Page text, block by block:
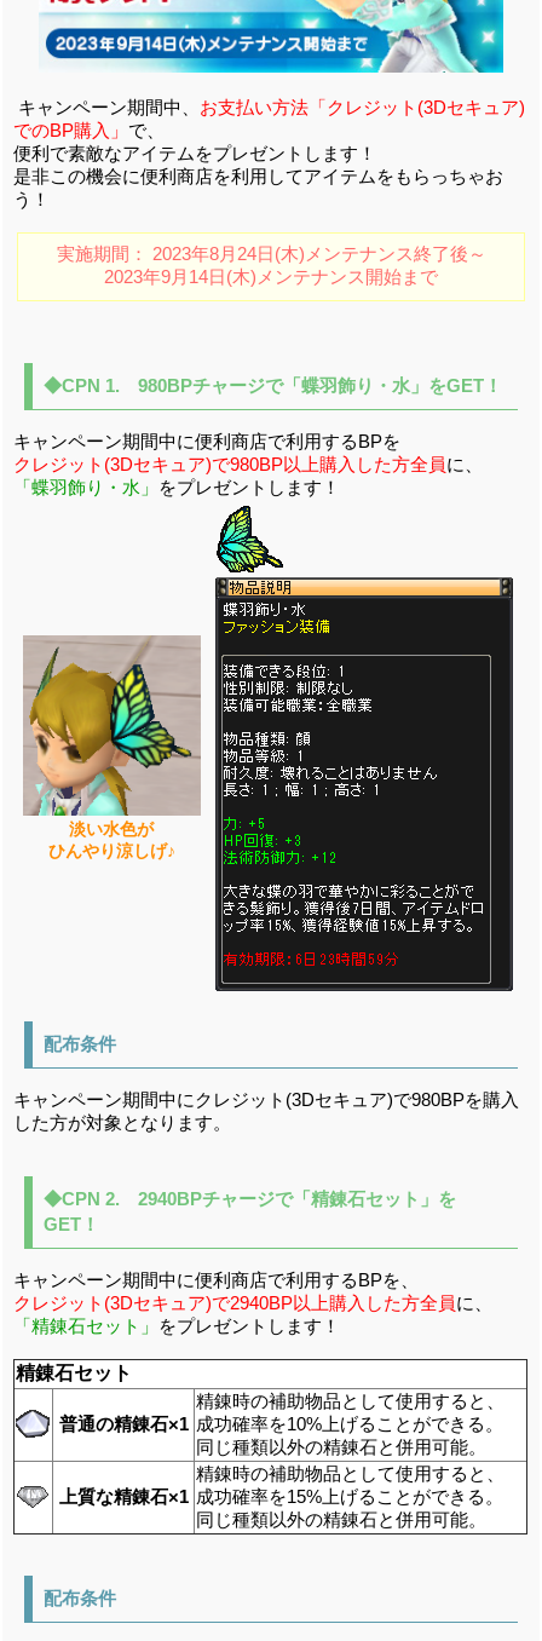
キャンペーン期間中、 お支払い方法「クレジット(3Dセキュア)
でのBP購入」 で、
便利で素敵なアイテムをプレゼントします！
是非この機会に便利商店を利用してアイテムをもらっちゃお
う！
実施期間： 2023年8月24日(木)メンテナンス終了後～
2023年9月14日(木)メンテナンス開始まで
◆CPN 1. 980BPチャージで「蝶羽飾り・水」をGET！
キャンペーン期間中に便利商店で利用するBPを
クレジット(3Dセキュア)で980BP以上購入した方全員に、
「蝶羽飾り・水」
をプレゼントします！
淡い水色が
ひんやり涼しげ♪
配布条件
キャンペーン期間中にクレジット(3Dセキュア)で980BPを購入
した方が対象となります。
◆CPN 2. 2940BPチャージで「精錬石セット」を
GET！
キャンペーン期間中に便利商店で利用するBPを、
クレジット(3Dセキュア)で2940BP以上購入した方全員に、
「精錬石セット」
をプレゼントします！
精錬石セット
普通の精錬石×1
精錬時の補助物品として使用すると、
成功確率を10%上げることができる。
同じ種類以外の精錬石と併用可能。
上質な精錬石×1
精錬時の補助物品として使用すると、
成功確率を15%上げることができる。
同じ種類以外の精錬石と併用可能。
配布条件